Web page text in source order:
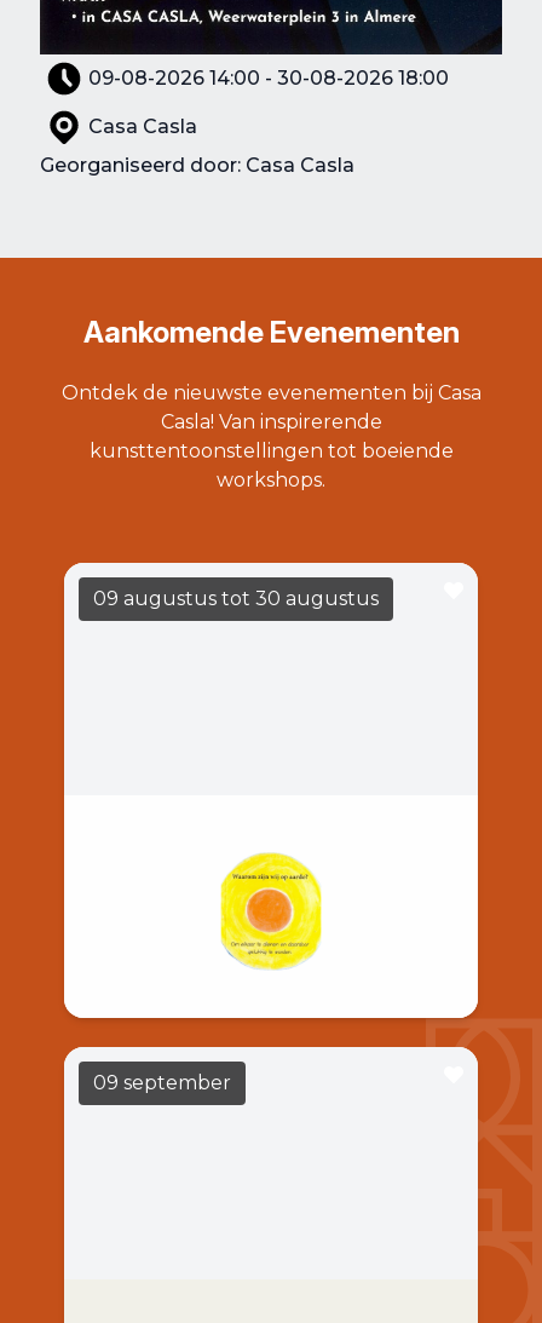
09-08-2026 14:00 - 30-08-2026 18:00
Casa Casla
Georganiseerd door: Casa Casla
Aankomende Evenementen
Ontdek de nieuwste evenementen bij Casa
Casla! Van inspirerende
kunsttentoonstellingen tot boeiende
workshops.
09 augustus tot 30 augustus
14:00
Casa Casla
Barend Hol, schilder, boetseerder en
schrijver. Waarom zijn wij op aarde?, Hoe te
leven? & Hoe nu verder?
09 september